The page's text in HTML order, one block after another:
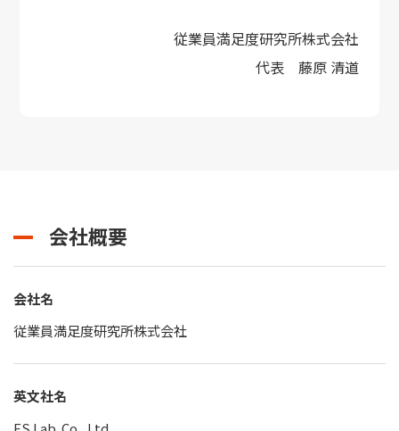
従業員満足度研究所株式会社
代表 藤原 清道
会社概要
会社名
従業員満足度研究所株式会社
英文社名